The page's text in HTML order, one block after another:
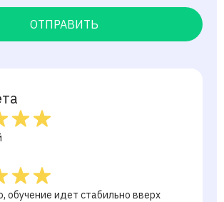
ОТПРАВИТЬ
обучение идет стабильно вверх